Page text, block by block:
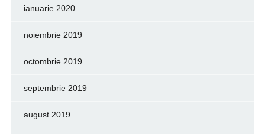
ianuarie 2020
noiembrie 2019
octombrie 2019
septembrie 2019
august 2019